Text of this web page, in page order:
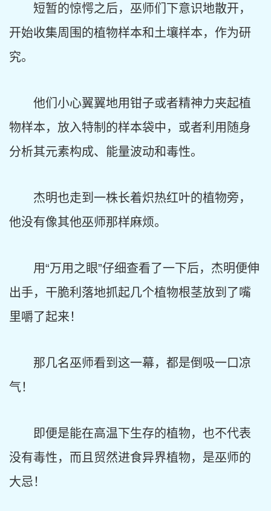
短暂的惊愕之后，巫师们下意识地散开，
开始收集周围的植物样本和土壤样本，作为研
究。
他们小心翼翼地用钳子或者精神力夹起植
物样本，放入特制的样本袋中，或者利用随身
分析其元素构成、能量波动和毒性。
杰明也走到一株长着炽热红叶的植物旁，
他没有像其他巫师那样麻烦。
用“万用之眼”仔细查看了一下后，杰明便伸
出手，干脆利落地抓起几个植物根茎放到了嘴
里嚼了起来！
那几名巫师看到这一幕，都是倒吸一口凉
气！
即便是能在高温下生存的植物，也不代表
没有毒性，而且贸然进食异界植物，是巫师的
大忌！